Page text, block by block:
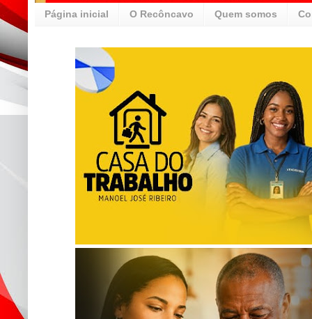
Página inicial O Recôncavo Quem somos